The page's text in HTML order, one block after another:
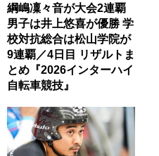
綱嶋凜々音が大会2連覇
男子は井上悠喜が優勝 学
校対抗総合は松山学院が
9連覇／4日目 リザルトま
とめ『2026インターハイ
自転車競技』